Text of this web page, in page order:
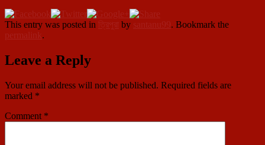
This entry was posted in ত্রিপুরা by santanu99. Bookmark the
permalink.
Leave a Reply
Your email address will not be published. Required fields are
marked *
Comment *